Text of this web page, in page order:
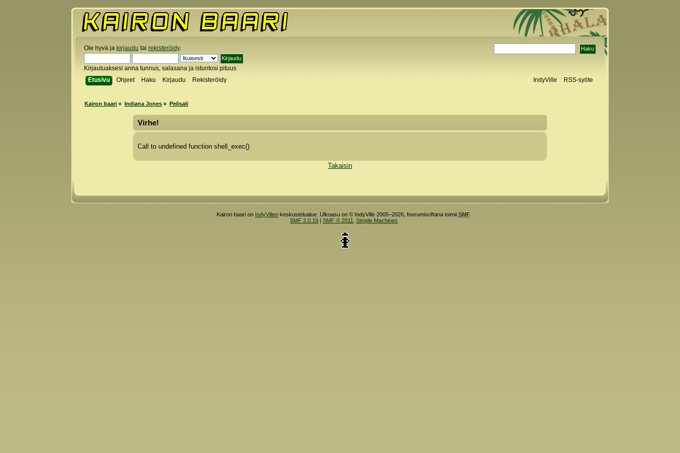
Ole hyvä ja kirjaudu tai rekisteröidy.
Kirjautuaksesi anna tunnus, salasana ja istuntosi pituus
Etusivu
Ohjeet Haku Kirjaudu Rekisteröidy IndyVille RSS-syöte
Kairon baari » Indiana Jones » Pelisali
Virhe!
Call to undefined function shell_exec()
Takaisin
Kairon baari on IndyVillenkeskustelualue. Ulkoasu on © IndyVille 2005–2026, foorumisoftana toimii SMF.
SMF 2.0.19| SMF © 2011 Simple Machines